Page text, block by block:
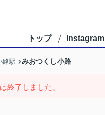
トップ Instagram
路駅 みおつくし小路
終了しました。